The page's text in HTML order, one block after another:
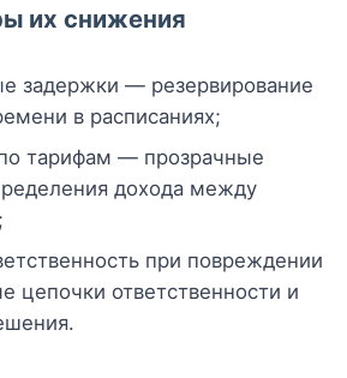
их снижения
задержки — резервирование
в расписаниях;
по тарифам — прозрачные
дохода между
при повреждении
цепочки ответственности и